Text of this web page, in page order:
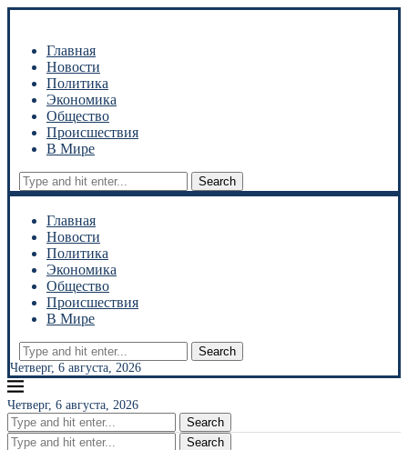
Главная
Новости
Политика
Экономика
Общество
Происшествия
В Мире
Search
Главная
Новости
Политика
Экономика
Общество
Происшествия
В Мире
Search
Четверг, 6 августа, 2026
Четверг, 6 августа, 2026
Search
Search